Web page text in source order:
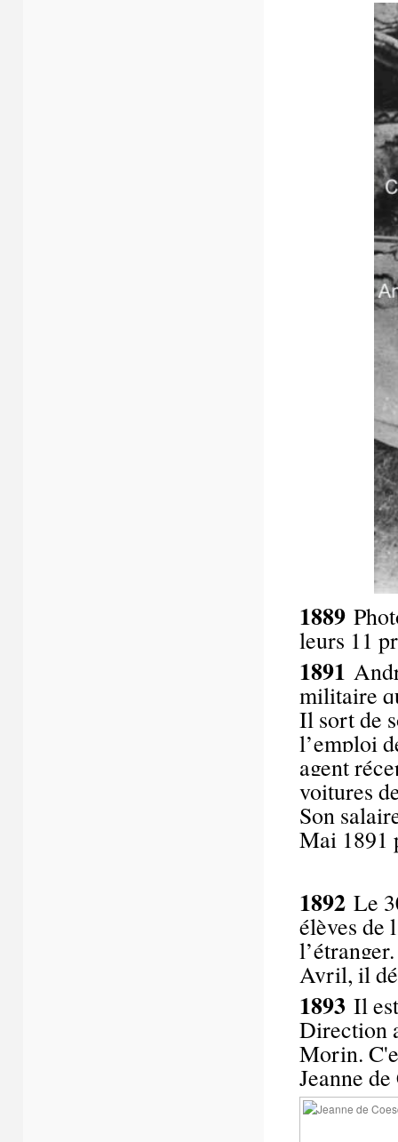
1889
leurs 11
1891
militaire
Il sort de
l’emploi
agent
voitures
Son
Mai 1891
1892 Le
élèves de
Avril, il
1893 Il
Direction
Morin.
Jeanne